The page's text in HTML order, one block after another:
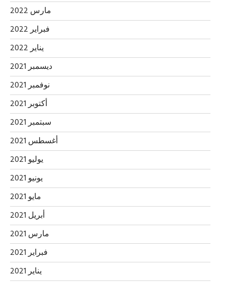
مارس 2022
فبراير 2022
يناير 2022
ديسمبر 2021
نوفمبر 2021
أكتوبر 2021
سبتمبر 2021
أغسطس 2021
يوليو 2021
يونيو 2021
مايو 2021
أبريل 2021
مارس 2021
فبراير 2021
يناير 2021